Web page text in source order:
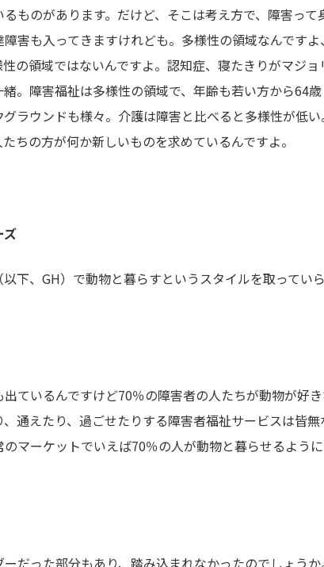
ものがあります。だけど、そこは考え方で、障害って
害も入ってきますけれども。多様性の領域なんです
の領域ではないんですよ。認知症、寝たきりがマジョ
。障害福祉は多様性の領域で、年齢も若い方から64
ラウンドも様々。介護は障害と比べると多様性が低
ちの方が何か新しいものを求めているんですよ。
ズ
下、GH）で動物と暮らすというスタイルを取ってい
ているんですけど70％の障害者の人たちが動物が好
通えたり、過ごせたりする障害者福祉サービスは皆無
マーケットでいえば70％の人が動物と暮らせるよう
だった部分もあり、踏み込まれなかったのでしょうか